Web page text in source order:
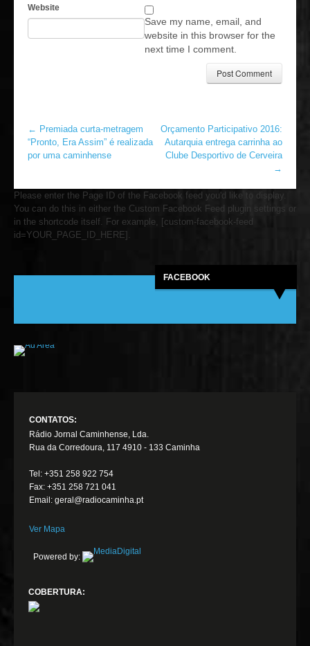
Website
Save my name, email, and
website in this browser for the
next time I comment.
← Premiada curta-metragem
“Pronto, Era Assim” é realizada
por uma caminhense
Orçamento Participativo 2016:
Autarquia entrega carrinha ao
Clube Desportivo de Cerveira
→
Please enter the Page ID of the Facebook feed you'd like to display.
You can do this in either the Custom Facebook Feed plugin settings or
in the shortcode itself. For example, [custom-facebook-feed
id=YOUR_PAGE_ID_HERE].
FACEBOOK
CONTATOS:
Rádio Jornal Caminhense, Lda.
Rua da Corredoura, 117 4910 - 133 Caminha
Tel: +351 258 922 754
Fax: +351 258 721 041
Email: geral@radiocaminha.pt
Ver Mapa
Powered by:
COBERTURA: